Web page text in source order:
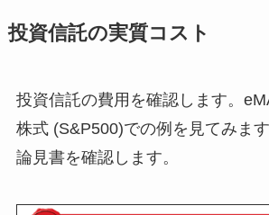
投資信託の実質コスト
投資信託の費用を確認します。
株式 (S&P500)での例を見てみま
論見書を確認します。